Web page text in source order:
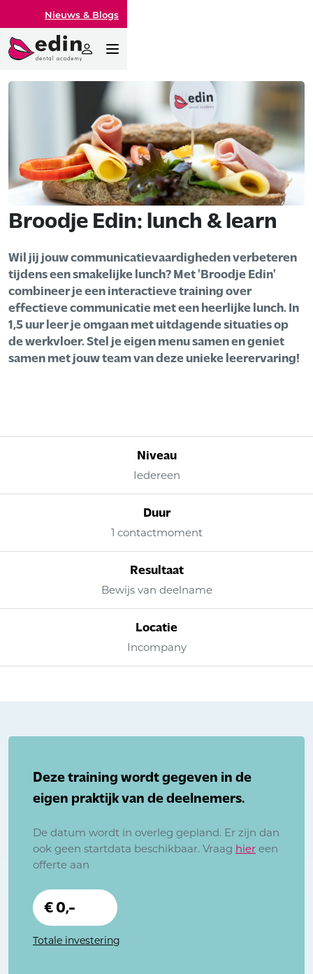
Nieuws & Blogs
Broodje Edin: lunch & learn
Wil jij jouw communicatievaardigheden verbeteren
tijdens een smakelijke lunch? Met 'Broodje Edin'
combineer je een interactieve training over
effectieve communicatie met een heerlijke lunch. In
1,5 uur leer je omgaan met uitdagende situaties op
de werkvloer. Stel je eigen menu samen en geniet
samen met jouw team van deze unieke leerervaring!
Niveau
Iedereen
Duur
1 contactmoment
Resultaat
Bewijs van deelname
Locatie
Incompany
Deze training wordt gegeven in de
eigen praktijk van de deelnemers.
De datum wordt in overleg gepland. Er zijn dan
ook geen startdata beschikbaar. Vraag hier een
offerte aan
€ 0,-
Totale investering